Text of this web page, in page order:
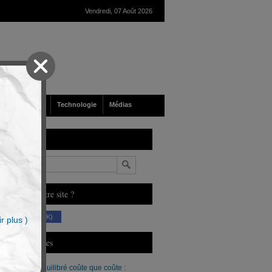
Vendredi, 07 Août 2026
Société Technologie Médias
Vous aimez notre site ?
(230 K)
Derniers Articles
Un budget équilibré coûte que coûte :
plus )